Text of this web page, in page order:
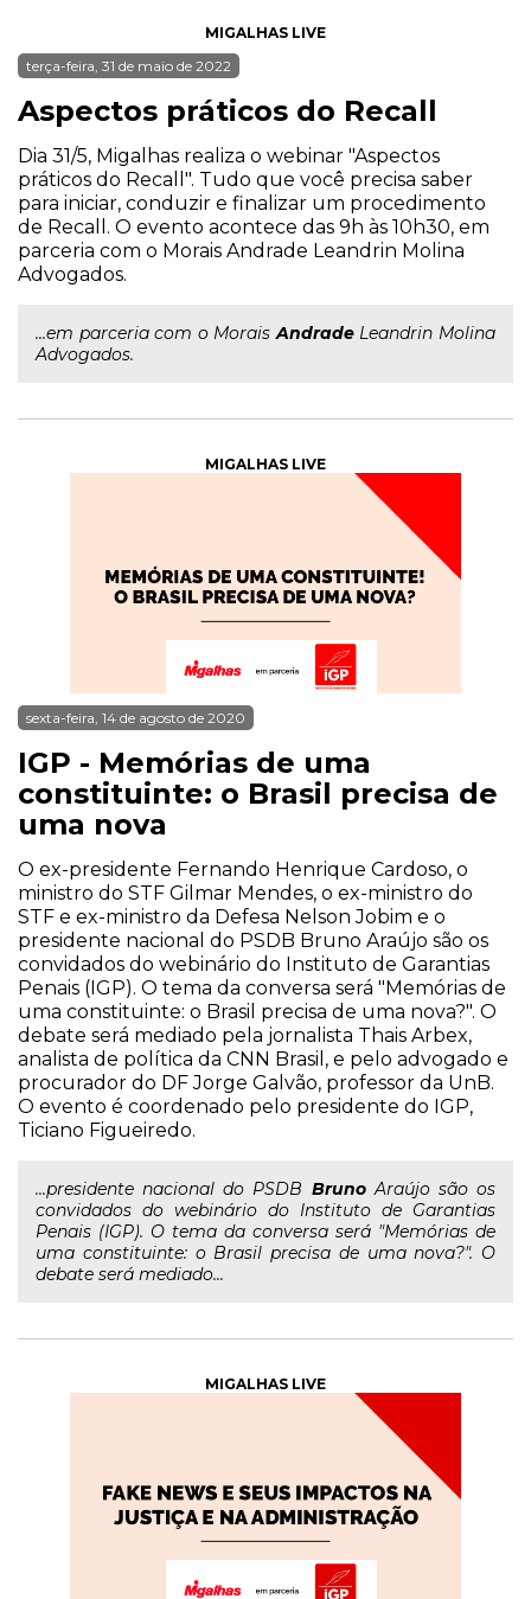
MIGALHAS LIVE
terça-feira, 31 de maio de 2022
Aspectos práticos do Recall
Dia 31/5, Migalhas realiza o webinar "Aspectos
práticos do Recall". Tudo que você precisa saber
para iniciar, conduzir e finalizar um procedimento
de Recall. O evento acontece das 9h às 10h30, em
parceria com o Morais Andrade Leandrin Molina
Advogados.
...em parceria com o MoraisAndradeLeandrin Molina
Advogados.
MIGALHAS LIVE
sexta-feira, 14 de agosto de 2020
IGP - Memórias de uma
constituinte: o Brasil precisa de
uma nova
O ex-presidente Fernando Henrique Cardoso, o
ministro do STF Gilmar Mendes, o ex-ministro do
STF e ex-ministro da Defesa Nelson Jobim e o
presidente nacional do PSDB Bruno Araújo são os
convidados do webinário do Instituto de Garantias
Penais (IGP). O tema da conversa será "Memórias de
uma constituinte: o Brasil precisa de uma nova?". O
debate será mediado pela jornalista Thais Arbex,
analista de política da CNN Brasil, e pelo advogado e
procurador do DF Jorge Galvão, professor da UnB.
O evento é coordenado pelo presidente do IGP,
Ticiano Figueiredo.
...presidente nacional do PSDB BrunoAraújo são os
convidados do webinário do Instituto de Garantias
Penais (IGP). O tema da conversa será "Memórias de
uma constituinte: o Brasil precisa de uma nova?". O
debate será mediado...
MIGALHAS LIVE